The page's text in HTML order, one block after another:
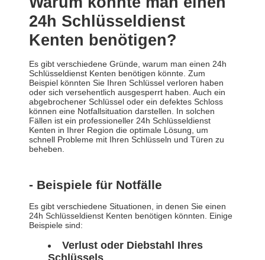
24h Schlüsseldienst
Kenten benötigen?
Es gibt verschiedene Gründe, warum man einen 24h
Schlüsseldienst Kenten benötigen könnte. Zum
Beispiel könnten Sie Ihren Schlüssel verloren haben
oder sich versehentlich ausgesperrt haben. Auch ein
abgebrochener Schlüssel oder ein defektes Schloss
können eine Notfallsituation darstellen. In solchen
Fällen ist ein professioneller 24h Schlüsseldienst
Kenten in Ihrer Region die optimale Lösung, um
schnell Probleme mit Ihren Schlüsseln und Türen zu
beheben.
- Beispiele für Notfälle
Es gibt verschiedene Situationen, in denen Sie einen
24h Schlüsseldienst Kenten benötigen könnten. Einige
Beispiele sind:
Verlust oder Diebstahl Ihres